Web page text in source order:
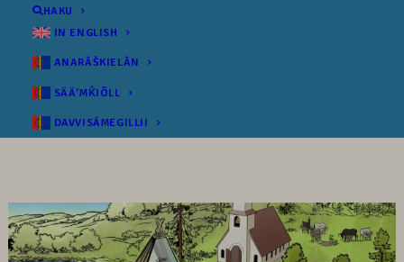
HAKU
IN ENGLISH
ANARÂŠKIELÂN
SÄÄʹMǨIÕLL
DAVVISÁMEGILLII